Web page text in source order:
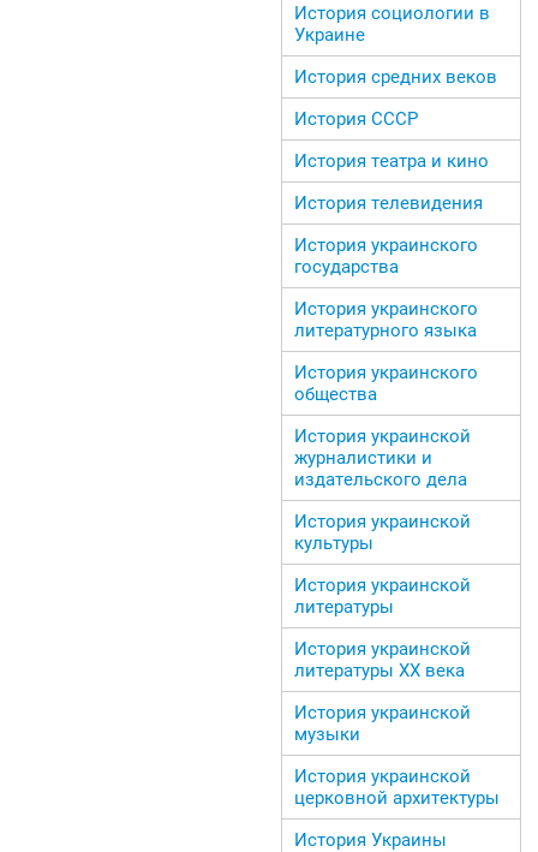
История социологии в
Украине
История средних веков
История СССР
История театра и кино
История телевидения
История украинского
государства
История украинского
литературного языка
История украинского
общества
История украинской
журналистики и
издательского дела
История украинской
культуры
История украинской
литературы
История украинской
литературы ХХ века
История украинской
музыки
История украинской
церковной архитектуры
История Украины